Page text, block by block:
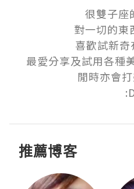
很雙子座
對一切的東
喜歡試新
最愛分享及試用各種
閒時亦會
推薦博客